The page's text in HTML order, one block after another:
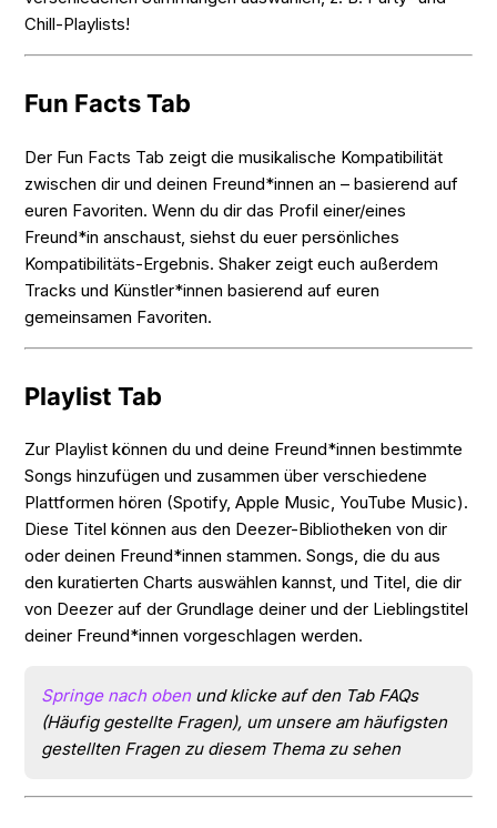
Chill-Playlists!
Fun Facts Tab
Der Fun Facts Tab zeigt die musikalische Kompatibilität
zwischen dir und deinen Freund*innen an – basierend auf
euren Favoriten. Wenn du dir das Profil einer/eines
Freund*in anschaust, siehst du euer persönliches
Kompatibilitäts-Ergebnis. Shaker zeigt euch außerdem
Tracks und Künstler*innen basierend auf euren
gemeinsamen Favoriten.
Playlist Tab
Zur Playlist können du und deine Freund*innen bestimmte
Songs hinzufügen und zusammen über verschiedene
Plattformen hören (Spotify, Apple Music, YouTube Music).
Diese Titel können aus den Deezer-Bibliotheken von dir
oder deinen Freund*innen stammen. Songs, die du aus
den kuratierten Charts auswählen kannst, und Titel, die dir
von Deezer auf der Grundlage deiner und der Lieblingstitel
deiner Freund*innen vorgeschlagen werden.
Springe nach oben und klicke auf den Tab FAQs
(Häufig gestellte Fragen), um unsere am häufigsten
gestellten Fragen zu diesem Thema zu sehen